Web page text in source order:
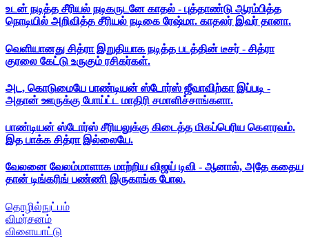
உடன் நடித்த சீரியல் நடிகருடனே காதல் - புத்தாண்டு ஆரம்பித்த
நொடியில் அறிவித்த சீரியல் நடிகை ரேஷ்மா. காதலர் இவர் தானா.
வெளியானது சித்ரா இறுதியாக நடித்த படத்தின் டீசர் - சித்ரா
குரலை கேட்டு உருகும் ரசிகர்கள்.
அட, கொடுமையே பாண்டியன் ஸ்டோர்ஸ் ஜீவாவிற்கா இப்படி -
அதான் ஊருக்கு போய்ட்ட மாதிரி சமாளிச்சாங்களா.
பாண்டியன் ஸ்டோர்ஸ் சீரியலுக்கு கிடைத்த மிகப்பெரிய கௌரவம்.
இத பாக்க சித்ரா இல்லையே.
வேலனை வேலம்மாளாக மாற்றிய விஜய் டிவி - ஆனால், அதே கதைய
தான் டிங்கரிங் பண்ணி இருகாங்க போல.
தொழில்நுட்பம்
விமர்சனம்
விளையாட்டு